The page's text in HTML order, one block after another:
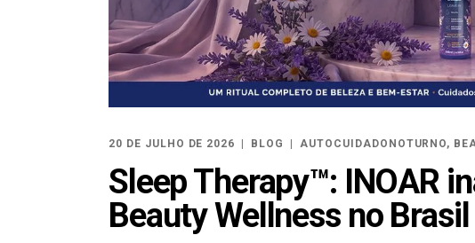
20 DE JULHO DE 2026 BLOG AUTOCUIDADONOTURNO,
Sleep Therapy™: INOAR
Beauty Wellness no Brasil